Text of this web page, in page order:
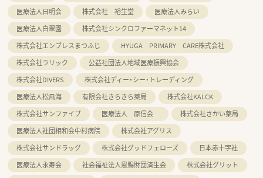
医療法人日明会
株式会社 裕生堂
医療法人みらい
医療法人白翠園
株式会社シンクロファーマネット14
株式会社エンブレスまつふじ
HYUGA PRIMARY CARE株式会社
株式会社ラリック
公益社団法人地域医療振興協会
株式会社DIVERS
株式会社ディー・シー・トレーディング
医療法人松風海
有限会社きらきら薬局
株式会社KALCK
株式会社サンファイブ
医療法人 原信会
株式会社さかい薬局
医療法人社団相和会中村病院
株式会社アグリス
株式会社サンドラッグ
株式会社グッドフェローズ
日本赤十字社
医療法人永寿会
社会福祉法人恩賜財団済生会
株式会社グリット